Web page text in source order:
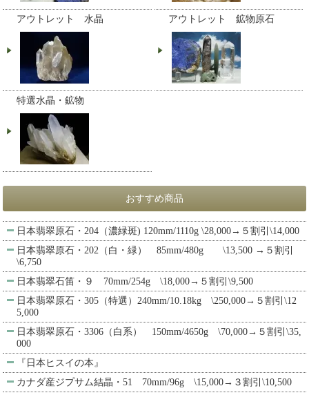
アウトレット 水晶 アウトレット 鉱物原石
特選水晶・鉱物
おすすめ商品
日本翡翠原石・204（濃緑斑) 120mm/1110g \28,000→５割引\14,000
日本翡翠原石・202（白・緑） 85mm/480g \13,500 →５割引
\6,750
日本翡翠石笛・９ 70mm/254g \18,000→５割引\9,500
日本翡翠原石・305（特選）240mm/10.18kg \250,000→５割引\12
5,000
日本翡翠原石・3306（白系） 150mm/4650g \70,000→５割引\35,
000
『日本ヒスイの本』
カナダ産ジプサム結晶・51 70mm/96g \15,000→３割引\10,500